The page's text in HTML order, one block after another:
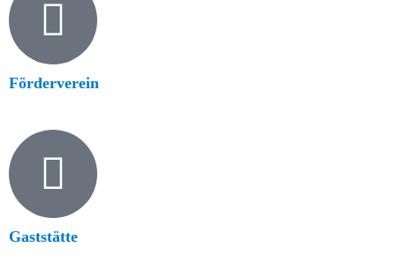
Förderverein
Gaststätte